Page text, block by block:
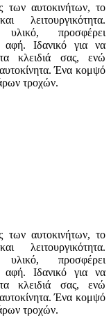
των αυτοκινήτων, το
προσφέρει
αφή. Ιδανικό για να
κλειδιά σας, ενώ
Ένα κομψό
τροχών.
των αυτοκινήτων, το
προσφέρει
αφή. Ιδανικό για να
κλειδιά σας, ενώ
Ένα κομψό
τροχών.